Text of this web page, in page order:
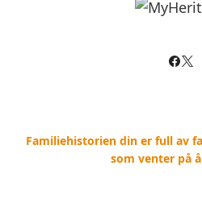
Familiehistorien din er full av
som venter på